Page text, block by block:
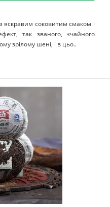
соковитим смаком і
так званого, «чайного
зрілому шені, і в цьо..